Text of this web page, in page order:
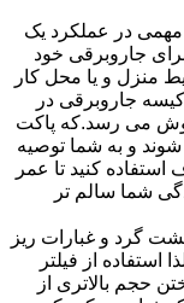
در عملکرد یک
جاروبرقی خود
منزل و یا محل کار
جاروبرقی در
می رسد.که پاکت
و به شما توصیه
کنید تا عمر
شما سالم تر
گرد و غبارات ریز
استفاده از فیلتر
حجم بالاتری از